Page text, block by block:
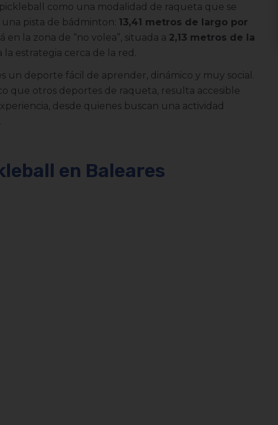
como una modalidad de raqueta que se
pista de bádminton: 13,41 metros de largo por
en la zona de “no volea”, situada a 2,13 metros de la
estrategia cerca de la red.
deporte fácil de aprender, dinámico y muy social.
que otros deportes de raqueta, resulta accesible
desde quienes buscan una actividad
en Baleares